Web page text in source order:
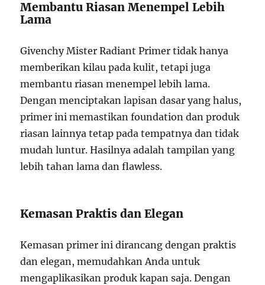
Membantu Riasan Menempel Lebih
Lama
Givenchy Mister Radiant Primer tidak hanya
memberikan kilau pada kulit, tetapi juga
membantu riasan menempel lebih lama.
Dengan menciptakan lapisan dasar yang halus,
primer ini memastikan foundation dan produk
riasan lainnya tetap pada tempatnya dan tidak
mudah luntur. Hasilnya adalah tampilan yang
lebih tahan lama dan flawless.
Kemasan Praktis dan Elegan
Kemasan primer ini dirancang dengan praktis
dan elegan, memudahkan Anda untuk
mengaplikasikan produk kapan saja. Dengan